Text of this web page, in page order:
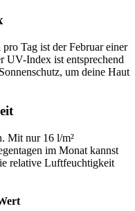
Tag ist der Februar einer
UV-Index ist entsprechend
um deine Haut
Mit nur 16 l/m²
im Monat kannst
relative Luftfeuchtigkeit